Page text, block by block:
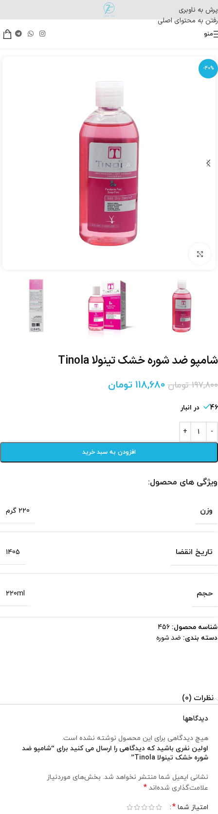
پرش به ناوبری
رفتن به محتوای اصلی
منو
-40%
شامپو ضد شوره خشک تینولا Tinola
197,800 تومان 118,680 تومان
46 در انبار
افزودن به سبد خرید
ویژگی های محصول:
وزن 220 گرم
تاریخ انقضا 1405
حجم 220ml
شناسه محصول: 456
دسته بندی: ضد شوره
نظرات (0)
دیدگاهها
هیچ دیدگاهی برای این محصول نوشته نشده است.
اولین نفری باشید که دیدگاهی را ارسال می کنید برای “شامپو ضد
شوره خشک تینولا Tinola”
نشانی ایمیل شما منتشر نخواهد شد. بخش‌های موردنیاز
علامت‌گذاری شده‌اند *
امتیاز شما *